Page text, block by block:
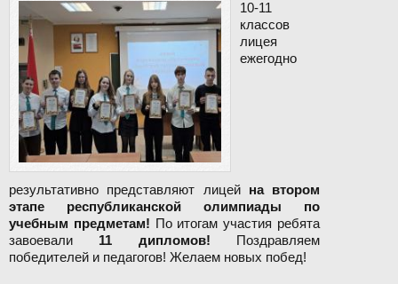
10-11
классов
лицея
ежегодно
результативно представляют лицей на втором
этапе республиканской олимпиады по
учебным предметам! По итогам участия ребята
завоевали 11 дипломов! Поздравляем
победителей и педагогов! Желаем новых побед!